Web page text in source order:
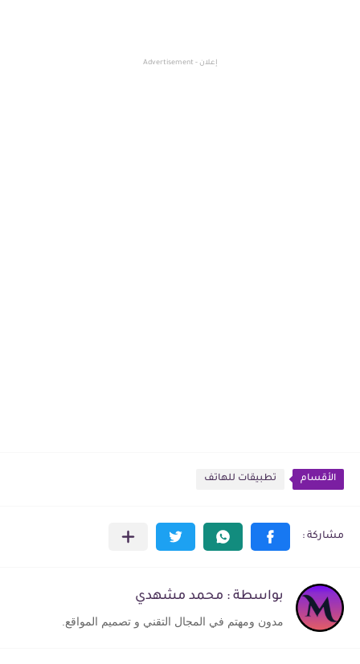
إعلان - Advertisement
الأقسام تطبيقات للهاتف
بواسطة : محمد مشهدي
مدون ومهتم في المجال التقني و تصميم المواقع.